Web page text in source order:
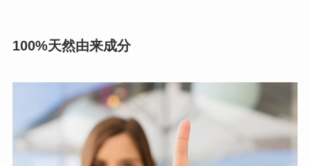
100%天然由来成分